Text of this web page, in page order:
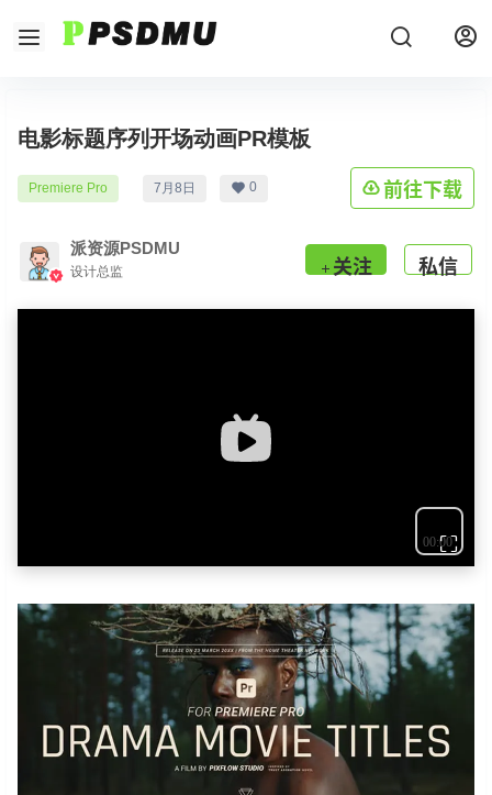
电影标题序列开场动画PR模板
Premiere Pro 7月8日 0 前往下载
派资源PSDMU
设计总监 关注 私信
⛶